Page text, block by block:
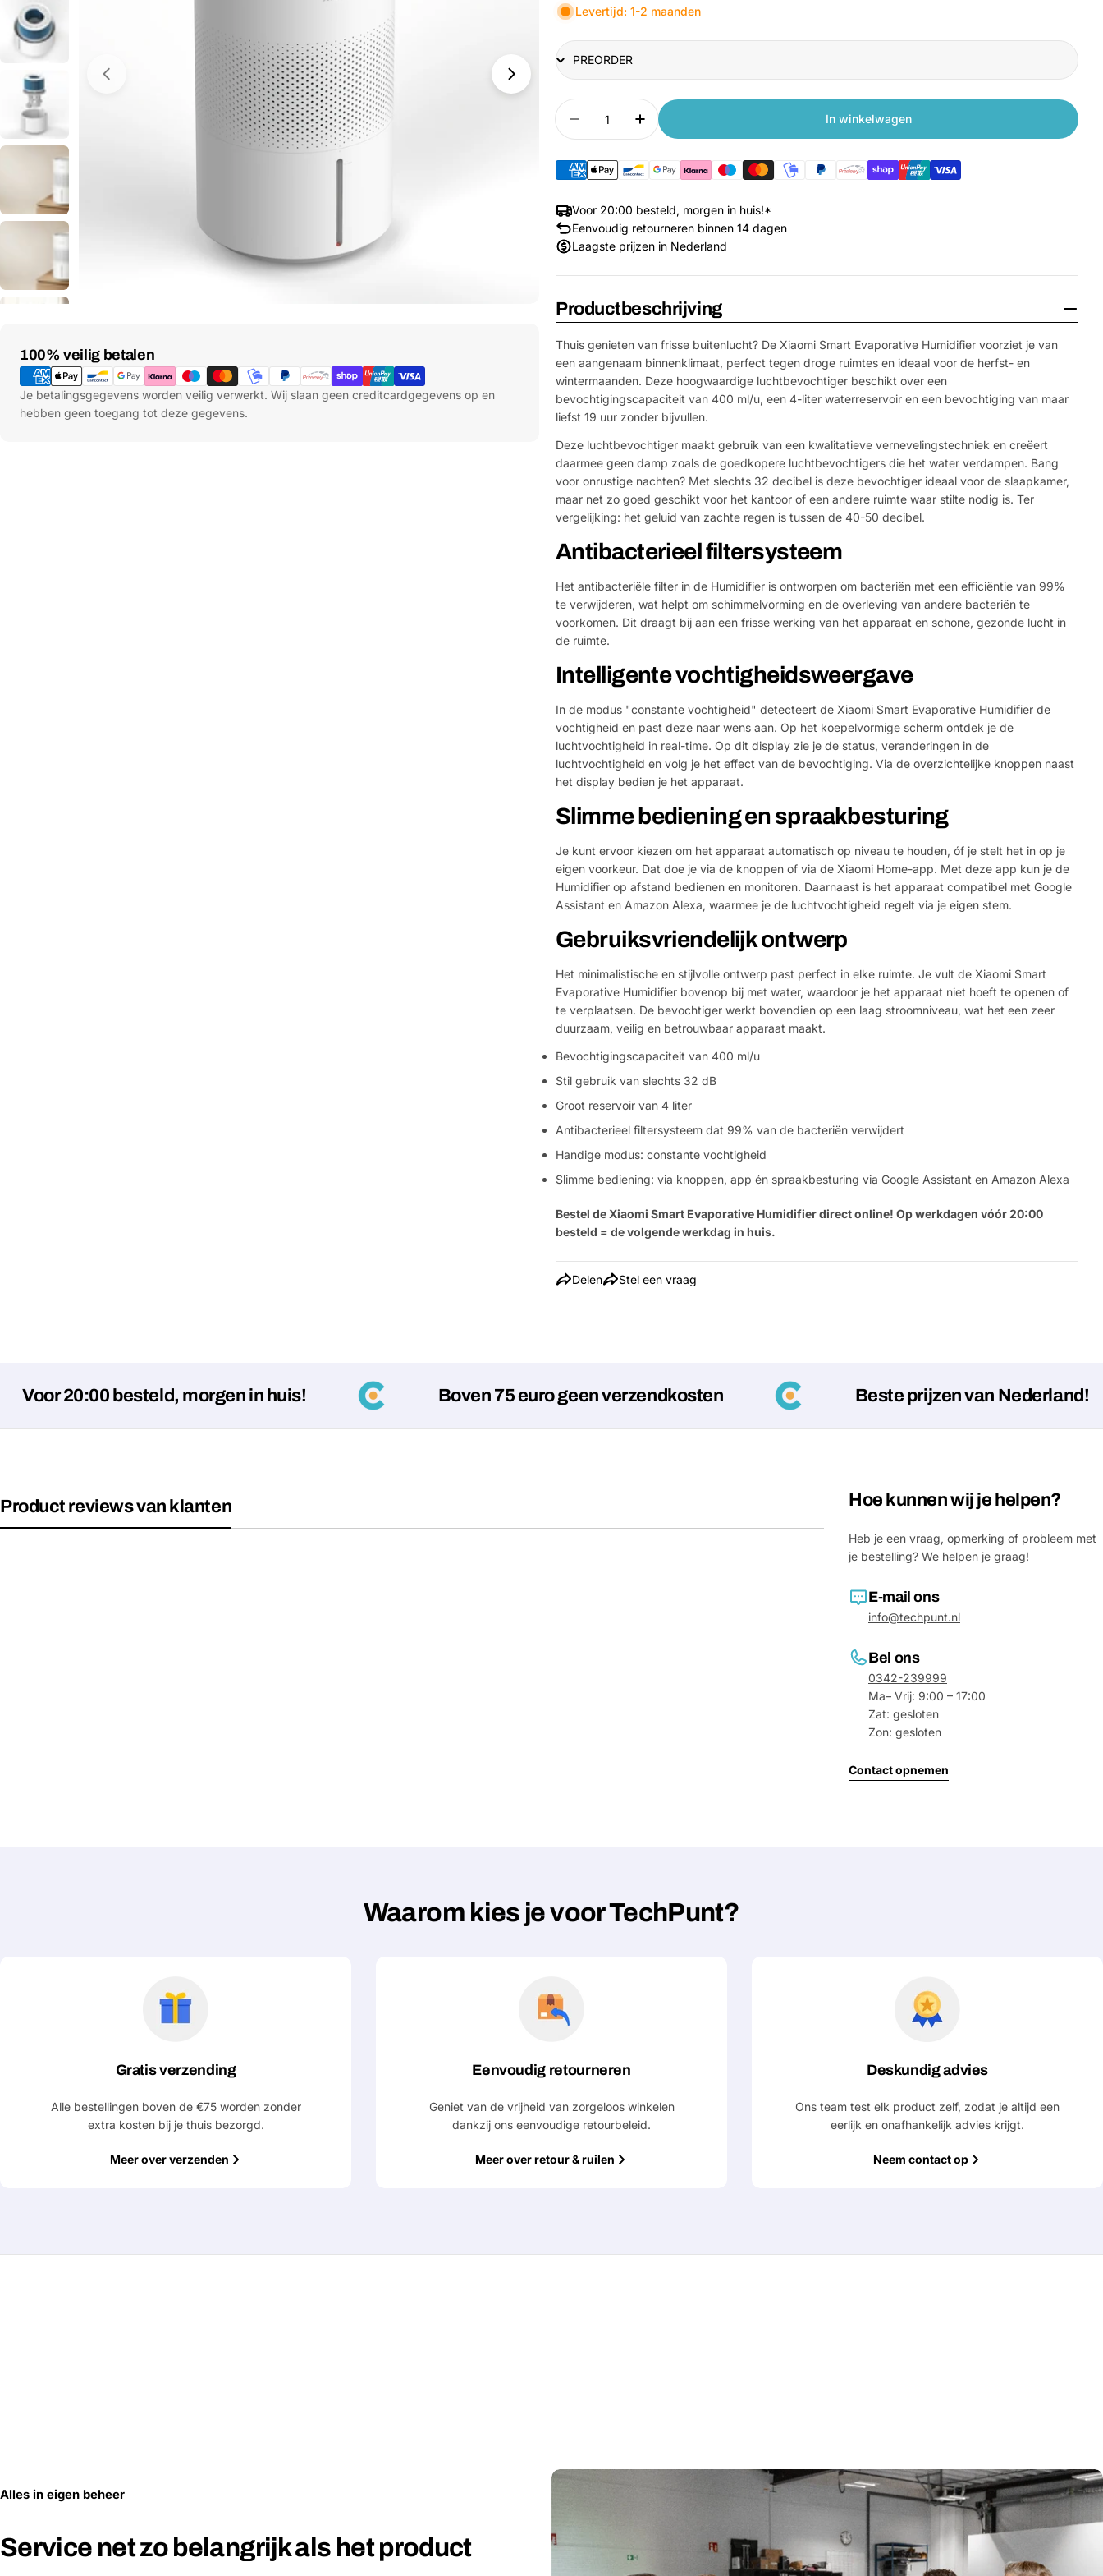
Media 1 openen in venster Media 2
100% veilig betalen
Betaalmethoden
Je betalingsgegevens worden veilig verwerkt. Wij slaan geen creditcardgegevens op en
hebben geen toegang tot deze gegevens.
Levertijd: 1-2 maanden
Title
Aantal
Aantal verlagen voor Xiaomi Smart Evaporative Humidifier
Aantal verhogen voor Xiaomi Smart Evaporative Humidifier
In winkelwagen
Voor 20:00 besteld, morgen in huis!*
Eenvoudig retourneren binnen 14 dagen
Laagste prijzen in Nederland
Productbeschrijving
Thuis genieten van frisse buitenlucht? De Xiaomi Smart Evaporative Humidifier voorziet je van
een aangenaam binnenklimaat, perfect tegen droge ruimtes en ideaal voor de herfst- en
wintermaanden. Deze hoogwaardige luchtbevochtiger beschikt over een
bevochtigingscapaciteit van 400 ml/u, een 4-liter waterreservoir en een bevochtiging van maar
liefst 19 uur zonder bijvullen.
Deze luchtbevochtiger maakt gebruik van een kwalitatieve vernevelingstechniek en creëert
daarmee geen damp zoals de goedkopere luchtbevochtigers die het water verdampen. Bang
voor onrustige nachten? Met slechts 32 decibel is deze bevochtiger ideaal voor de slaapkamer,
maar net zo goed geschikt voor het kantoor of een andere ruimte waar stilte nodig is. Ter
vergelijking: het geluid van zachte regen is tussen de 40-50 decibel.
Antibacterieel filtersysteem
Het antibacteriële filter in de Humidifier is ontworpen om bacteriën met een efficiëntie van 99%
te verwijderen, wat helpt om schimmelvorming en de overleving van andere bacteriën te
voorkomen. Dit draagt bij aan een frisse werking van het apparaat en schone, gezonde lucht in
de ruimte.
Intelligente vochtigheidsweergave
In de modus "constante vochtigheid" detecteert de Xiaomi Smart Evaporative Humidifier de
vochtigheid en past deze naar wens aan. Op het koepelvormige scherm ontdek je de
luchtvochtigheid in real-time. Op dit display zie je de status, veranderingen in de
luchtvochtigheid en volg je het effect van de bevochtiging. Via de overzichtelijke knoppen naast
het display bedien je het apparaat.
Slimme bediening en spraakbesturing
Je kunt ervoor kiezen om het apparaat automatisch op niveau te houden, óf je stelt het in op je
eigen voorkeur. Dat doe je via de knoppen of via de Xiaomi Home-app. Met deze app kun je de
Humidifier op afstand bedienen en monitoren. Daarnaast is het apparaat compatibel met Google
Assistant en Amazon Alexa, waarmee je de luchtvochtigheid regelt via je eigen stem.
Gebruiksvriendelijk ontwerp
Het minimalistische en stijlvolle ontwerp past perfect in elke ruimte. Je vult de Xiaomi Smart
Evaporative Humidifier bovenop bij met water, waardoor je het apparaat niet hoeft te openen of
te verplaatsen. De bevochtiger werkt bovendien op een laag stroomniveau, wat het een zeer
duurzaam, veilig en betrouwbaar apparaat maakt.
Bevochtigingscapaciteit van 400 ml/u
Stil gebruik van slechts 32 dB
Groot reservoir van 4 liter
Antibacterieel filtersysteem dat 99% van de bacteriën verwijdert
Handige modus: constante vochtigheid
Slimme bediening: via knoppen, app én spraakbesturing via Google Assistant en Amazon Alexa
Bestel de Xiaomi Smart Evaporative Humidifier direct online! Op werkdagen vóór 20:00
besteld = de volgende werkdag in huis.
Delen Stel een vraag
Jouw
Jouw
bericht
20:00 besteld, morgen in huis! Boven 75 euro geen verzendkosten Beste prijzen van Nederland!
Product reviews van klanten Hoe kunnen wij je helpen?
Heb je een vraag, opmerking of probleem met
je bestelling? We helpen je graag!
E-mail ons
info@techpunt.nl
Bel ons
0342-239999
Ma– Vrij: 9:00 – 17:00
Zat: gesloten
Zon: gesloten
Contact opnemen
Waarom kies je voor TechPunt?
Gratis verzending
Alle bestellingen boven de €75 worden zonder
extra kosten bij je thuis bezorgd.
Meer over verzenden
Eenvoudig retourneren
Geniet van de vrijheid van zorgeloos winkelen
dankzij ons eenvoudige retourbeleid.
Meer over retour & ruilen
Deskundig advies
Ons team test elk product zelf, zodat je altijd een
eerlijk en onafhankelijk advies krijgt.
Neem contact op
Alles in eigen beheer
Service net zo belangrijk als het product